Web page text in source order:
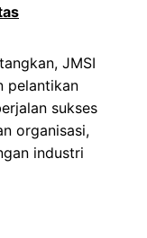
JMSI
pelantikan
sukses
organisasi,
industri